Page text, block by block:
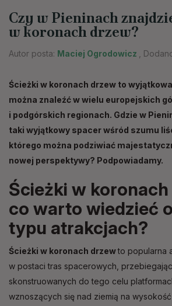
Czy w Pieninach
w koronach drzew?
Autor posta: Maciej Ogrodowicz ,
Ścieżki w koronach drzew to
można znaleźć w wielu europejskich
i podgórskich regionach. Gdzie w
taki wyjątkowy spacer wśród szumu
którego można podziwiać
nowej perspektywy? Podpowiadamy.
Ścieżki w
co warto wiedzieć
typu atrakcjach?
Ścieżki w koronach drzewto popularna
w postaci tras spacerowych,
skonstruowanych do tego celu
wznoszących się nad ziemią na